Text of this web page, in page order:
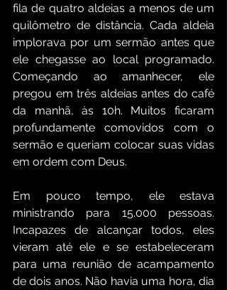
fila de quatro aldeias a menos de um
quilômetro de distância. Cada aldeia
implorava por um sermão antes que
ele chegasse ao local programado.
Começando ao amanhecer, ele
pregou em três aldeias antes do café
da manhã, às 10h. Muitos ficaram
profundamente comovidos com o
sermão e queriam colocar suas vidas
em ordem com Deus.
Em pouco tempo, ele estava
ministrando para 15.000 pessoas.
Incapazes de alcançar todos, eles
vieram até ele e se estabeleceram
para uma reunião de acampamento
de dois anos. Não havia uma hora, dia